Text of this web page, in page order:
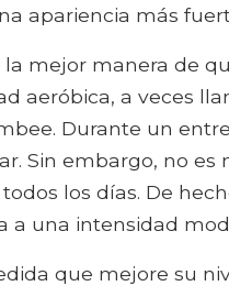
apariencia más
la mejor manera de
aeróbica, a veces
Durante un
Sin embargo, no
los días. De
a una intensidad
que mejore su